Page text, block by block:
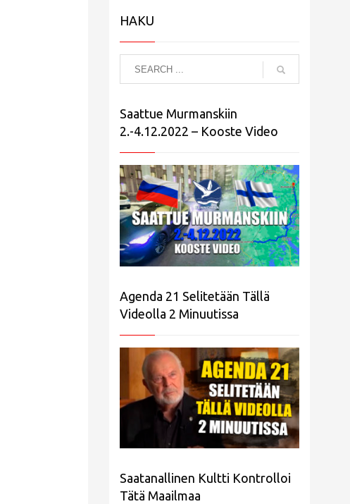
HAKU
Saattue Murmanskiin
2.-4.12.2022 – Kooste Video
Agenda 21 Selitetään Tällä
Videolla 2 Minuutissa
Saatanallinen Kultti Kontrolloi
Tätä Maailmaa